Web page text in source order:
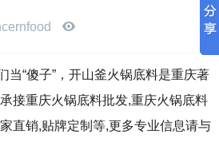
火
锅
底
料
当“傻子”，开山釜火锅底料是重庆著
接重庆火锅底料批发,重庆火锅底料
直销,贴牌定制等,更多专业信息请与